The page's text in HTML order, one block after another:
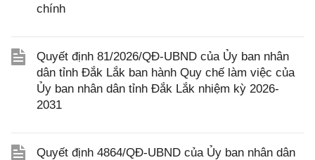
chính
Quyết định 81/2026/QĐ-UBND của Ủy ban nhân
dân tỉnh Đắk Lắk ban hành Quy chế làm việc của
Ủy ban nhân dân tỉnh Đắk Lắk nhiệm kỳ 2026-
2031
Quyết định 4864/QĐ-UBND của Ủy ban nhân dân